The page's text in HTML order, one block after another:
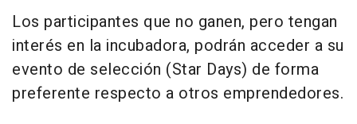
Los participantes que no ganen, pero tengan
interés en la incubadora, podrán acceder a su
evento de selección (Star Days) de forma
preferente respecto a otros emprendedores.